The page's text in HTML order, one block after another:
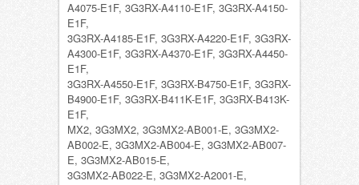
A4075-E1F, 3G3RX-A4110-E1F, 3G3RX-A4150-
E1F,
3G3RX-A4185-E1F, 3G3RX-A4220-E1F, 3G3RX-
A4300-E1F, 3G3RX-A4370-E1F, 3G3RX-A4450-
E1F,
3G3RX-A4550-E1F, 3G3RX-B4750-E1F, 3G3RX-
B4900-E1F, 3G3RX-B411K-E1F, 3G3RX-B413K-
E1F,
MX2, 3G3MX2, 3G3MX2-AB001-E, 3G3MX2-
AB002-E, 3G3MX2-AB004-E, 3G3MX2-AB007-
E, 3G3MX2-AB015-E,
3G3MX2-AB022-E, 3G3MX2-A2001-E,